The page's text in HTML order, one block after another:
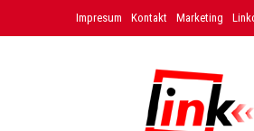
Impresum Kontakt Marketing